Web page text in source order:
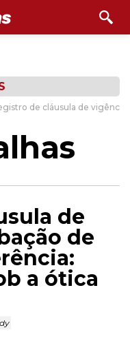
de cláusula de
de
de
a ótica